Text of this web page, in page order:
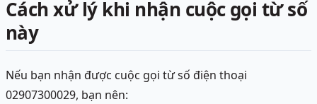
Cách xử lý khi nhận cuộc gọi từ số
này
Nếu bạn nhận được cuộc gọi từ số điện thoại
02907300029, bạn nên: